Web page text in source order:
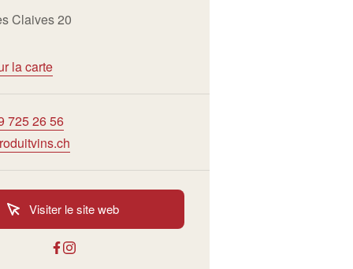
Claives 20
la carte
725 26 56
Visiter le site web